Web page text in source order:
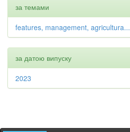
за темами
features, management, agricultura...
за датою випуску
2023